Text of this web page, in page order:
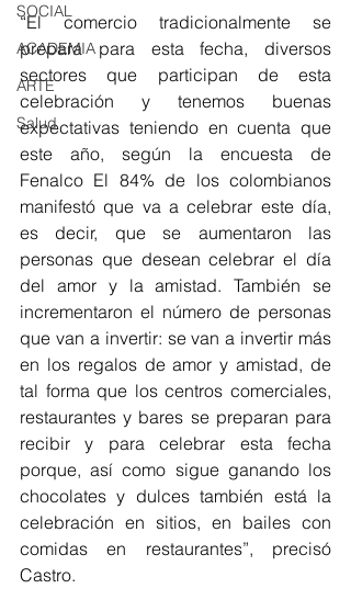
SOCIAL
ACADEMIA
ARTE
Salud
“El comercio tradicionalmente se
prepara para esta fecha, diversos
sectores que participan de esta
celebración y tenemos buenas
expectativas teniendo en cuenta que
este año, según la encuesta de
Fenalco El 84% de los colombianos
manifestó que va a celebrar este día,
es decir, que se aumentaron las
personas que desean celebrar el día
del amor y la amistad. También se
incrementaron el número de personas
que van a invertir: se van a invertir más
en los regalos de amor y amistad, de
tal forma que los centros comerciales,
restaurantes y bares se preparan para
recibir y para celebrar esta fecha
porque, así como sigue ganando los
chocolates y dulces también está la
celebración en sitios, en bailes con
comidas en restaurantes”, precisó
Castro.